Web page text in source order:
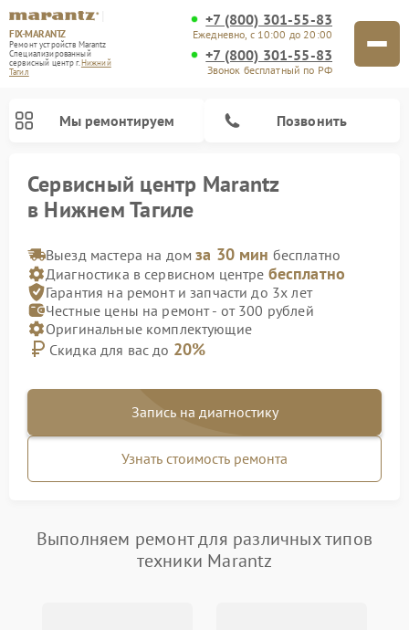
FIX-MARANTZ
Ремонт устройств Marantz
Специализированный
cервисный центр г.Нижний
Тагил
+7 (800) 301-55-83
Ежедневно, с 10:00 до 20:00
+7 (800) 301-55-83
Звонок бесплатный по РФ
Мы ремонтируем Позвонить
Сервисный центр Marantz
в Нижнем Тагиле
Выезд мастера на домза 30 мин бесплатно
Диагностика в сервисном центре бесплатно
Гарантия на ремонт и запчасти до 3х лет
Честные цены на ремонт - от 300 рублей
Оригинальные комплектующие
Скидка для вас до 20%
Запись на диагностику
Узнать стоимость ремонта
Выполняем ремонт для различных типов
техники Marantz